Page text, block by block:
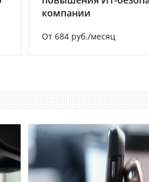
компании
От 684 руб./месяц